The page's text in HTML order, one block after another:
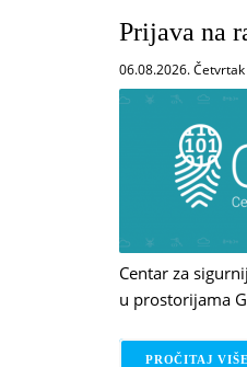
Prijava na
06.08.2026. Četvrtak
Centar za
u prostorijama
PROČITAJ VIŠE